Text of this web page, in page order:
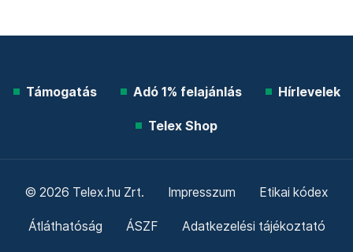
Támogatás Adó 1% felajánlás Hírlevelek
Telex Shop
© 2026 Telex.hu Zrt. Impresszum Etikai kódex
Átláthatóság ÁSZF Adatkezelési tájékoztató